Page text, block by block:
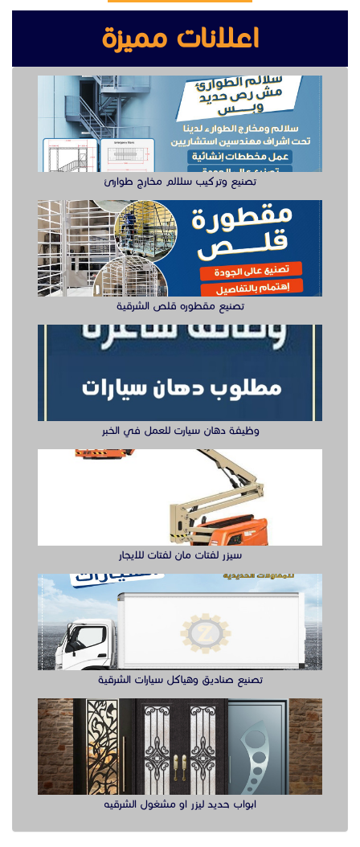
اعلانات مميزة
تصنيع وتركيب سلالم مخارج طوارئ
تصنيع مقطوره قلص الشرقية
وظيفة دهان سيارت للعمل في الخبر
سيزر لفتات مان لفتات للايجار
تصنيع صناديق وهياكل سيارات الشرقية
ابواب حديد ليزر او مشغول الشرقيه